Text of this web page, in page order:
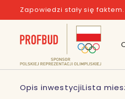
Zapowiedzi stały się
Opis inwestycjiLista